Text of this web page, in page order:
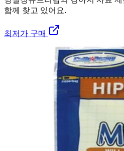
함께 찾고 있어요.
최저가 구매